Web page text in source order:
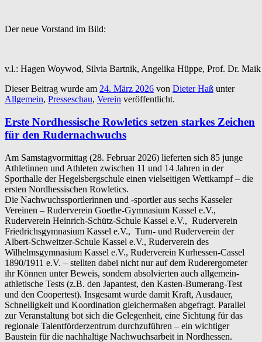
Der neue Vorstand im Bild:
v.l.: Hagen Woywod, Silvia Bartnik, Angelika Hüppe, Prof. Dr. Maik
Dieser Beitrag wurde am 24. März 2026 von Dieter Haß unter
Allgemein, Presseschau, Verein veröffentlicht.
Erste Nordhessische Rowletics setzen starkes Zeichen
für den Rudernachwuchs
Am Samstagvormittag (28. Februar 2026) lieferten sich 85 junge
Athletinnen und Athleten zwischen 11 und 14 Jahren in der
Sporthalle der Hegelsbergschule einen vielseitigen Wettkampf – die
ersten Nordhessischen Rowletics.
Die Nachwuchssportlerinnen und -sportler aus sechs Kasseler
Vereinen – Ruderverein Goethe-Gymnasium Kassel e.V.,
Ruderverein Heinrich-Schütz-Schule Kassel e.V., Ruderverein
Friedrichsgymnasium Kassel e.V., Turn- und Ruderverein der
Albert-Schweitzer-Schule Kassel e.V., Ruderverein des
Wilhelmsgymnasium Kassel e.V., Ruderverein Kurhessen-Cassel
1890/1911 e.V. – stellten dabei nicht nur auf dem Ruderergometer
ihr Können unter Beweis, sondern absolvierten auch allgemein-
athletische Tests (z.B. den Japantest, den Kasten-Bumerang-Test
und den Coopertest). Insgesamt wurde damit Kraft, Ausdauer,
Schnelligkeit und Koordination gleichermaßen abgefragt. Parallel
zur Veranstaltung bot sich die Gelegenheit, eine Sichtung für das
regionale Talentförderzentrum durchzuführen – ein wichtiger
Baustein für die nachhaltige Nachwuchsarbeit in Nordhessen.